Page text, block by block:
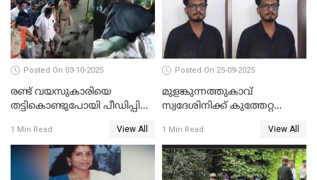
Posted On 03-10-2025
രണ്ട് വയസുകാരിയെ
തട്ടികൊണ്ടുപോയി പീഡിപ്പിച്ച
1 Min Read View All
Posted On 25-09-2025
മുളങ്കുന്നത്തുകാവ്
സ്വദേശിനിക്ക് കുത്തേറ്റ
ജോസഫ് പിടിയില്‍
1 Min Read View All